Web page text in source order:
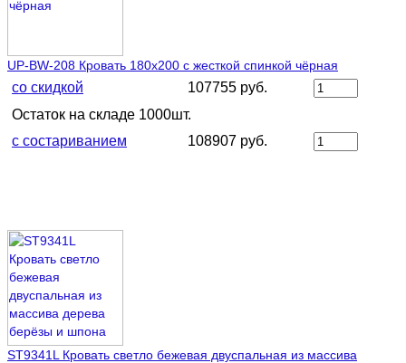
UP-BW-208 Кровать 180х200 с жесткой спинкой чёрная
со скидкой
107755 руб.
Остаток на складе 1000шт.
с состариванием
108907 руб.
ST9341L Кровать светло бежевая двуспальная из массива